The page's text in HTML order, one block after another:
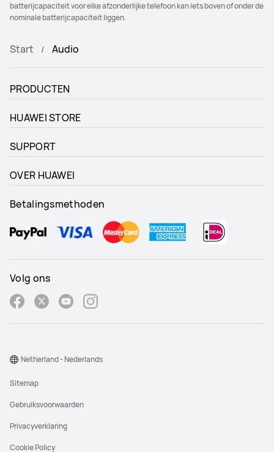
batterijcapaciteit voor elke afzonderlijke telefoon kan iets boven of onder de
nominale batterijcapaciteit liggen.
Start Audio
PRODUCTEN
HUAWEI STORE
SUPPORT
OVER HUAWEI
Betalingsmethoden
Volg ons
Sitemap
Gebruiksvoorwaarden
Privacyverklaring
Cookie Policy
Netherland - Nederlands